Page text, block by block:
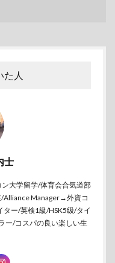
た人
士
大学留学/体育会合気道部
Alliance Manager→外資コ
ー/英検1級/HSK5级/タイ
ー/コスパの良い楽しい生